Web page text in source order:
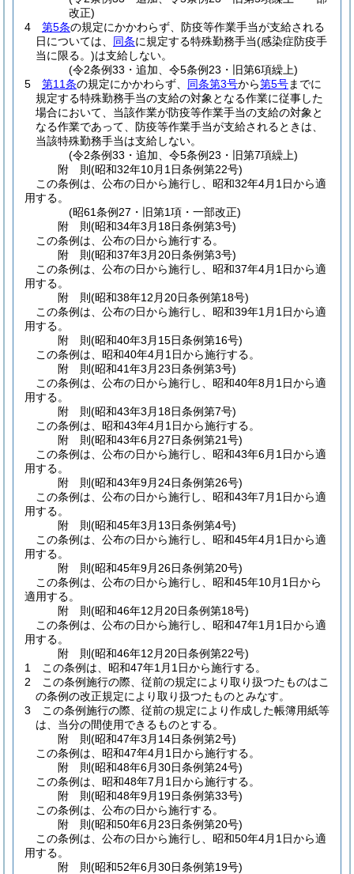
改正)
4
第5条の規定にかかわらず、防疫等作業手当が支給される
日については、 同条に規定する特殊勤務手当(感染症防疫手
当に限る。)は支給しない。
(令2条例33・追加、令5条例23・旧第6項繰上)
5
第11条の規定にかかわらず、 同条第3号から第5号までに
規定する特殊勤務手当の支給の対象となる作業に従事した
場合において、当該作業が防疫等作業手当の支給の対象と
なる作業であって、防疫等作業手当が支給されるときは、
当該特殊勤務手当は支給しない。
(令2条例33・追加、令5条例23・旧第7項繰上)
附 則(昭和32年10月1日条例第22号)
この条例は、公布の日から施行し、昭和32年4月1日から適
用する。
(昭61条例27・旧第1項・一部改正)
附 則(昭和34年3月18日条例第3号)
この条例は、公布の日から施行する。
附 則(昭和37年3月20日条例第3号)
この条例は、公布の日から施行し、昭和37年4月1日から適
用する。
附 則(昭和38年12月20日条例第18号)
この条例は、公布の日から施行し、昭和39年1月1日から適
用する。
附 則(昭和40年3月15日条例第16号)
この条例は、昭和40年4月1日から施行する。
附 則(昭和41年3月23日条例第3号)
この条例は、公布の日から施行し、昭和40年8月1日から適
用する。
附 則(昭和43年3月18日条例第7号)
この条例は、昭和43年4月1日から施行する。
附 則(昭和43年6月27日条例第21号)
この条例は、公布の日から施行し、昭和43年6月1日から適
用する。
附 則(昭和43年9月24日条例第26号)
この条例は、公布の日から施行し、昭和43年7月1日から適
用する。
附 則(昭和45年3月13日条例第4号)
この条例は、公布の日から施行し、昭和45年4月1日から適
用する。
附 則(昭和45年9月26日条例第20号)
この条例は、公布の日から施行し、昭和45年10月1日から
適用する。
附 則(昭和46年12月20日条例第18号)
この条例は、公布の日から施行し、昭和47年1月1日から適
用する。
附 則(昭和46年12月20日条例第22号)
1
この条例は、昭和47年1月1日から施行する。
2
この条例施行の際、従前の規定により取り扱つたものはこ
の条例の改正規定により取り扱つたものとみなす。
3
この条例施行の際、従前の規定により作成した帳簿用紙等
は、当分の間使用できるものとする。
附 則(昭和47年3月14日条例第2号)
この条例は、昭和47年4月1日から施行する。
附 則(昭和48年6月30日条例第24号)
この条例は、昭和48年7月1日から施行する。
附 則(昭和48年9月19日条例第33号)
この条例は、公布の日から施行する。
附 則(昭和50年6月23日条例第20号)
この条例は、公布の日から施行し、昭和50年4月1日から適
用する。
附 則(昭和52年6月30日条例第19号)